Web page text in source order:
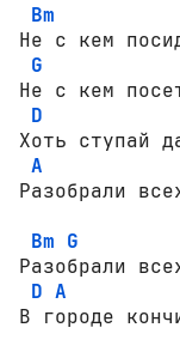
Bm
Не с кем
G
Не с кем
D
Хоть ступай
A
Разобрали
Bm G
Разобрали
D A
В городе